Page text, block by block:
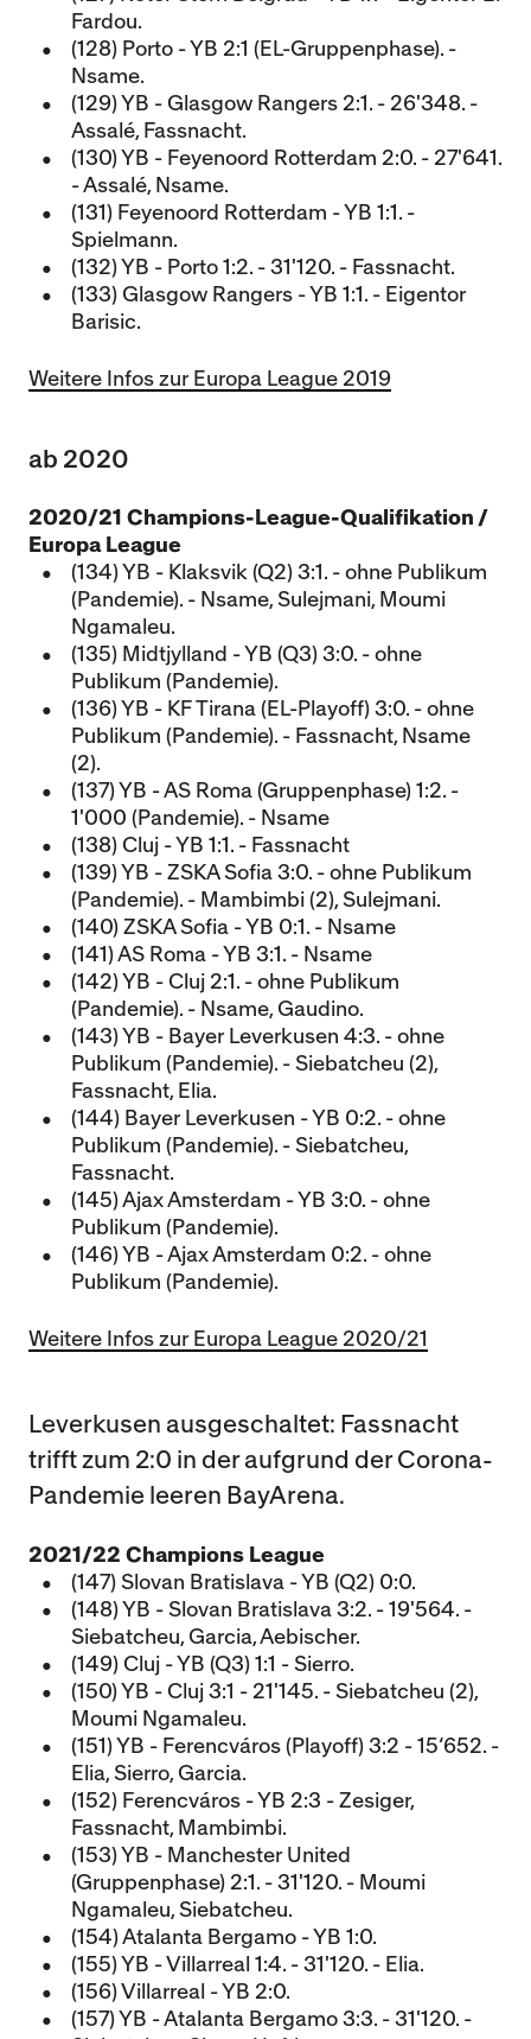
Fardou.
(128) Porto - YB 2:1 (EL-Gruppenphase). -
Nsame.
(129) YB - Glasgow Rangers 2:1. - 26'348. -
Assalé, Fassnacht.
(130) YB - Feyenoord Rotterdam 2:0. - 27'641.
- Assalé, Nsame.
(131) Feyenoord Rotterdam - YB 1:1. -
Spielmann.
(132) YB - Porto 1:2. - 31'120. - Fassnacht.
(133) Glasgow Rangers - YB 1:1. - Eigentor
Barisic.
Weitere Infos zur Europa League 2019
ab 2020
2020/21 Champions-League-Qualifikation /
Europa League
(134) YB - Klaksvik (Q2) 3:1. - ohne Publikum
(Pandemie). - Nsame, Sulejmani, Moumi
Ngamaleu.
(135) Midtjylland - YB (Q3) 3:0. - ohne
Publikum (Pandemie).
(136) YB - KF Tirana (EL-Playoff) 3:0. - ohne
Publikum (Pandemie). - Fassnacht, Nsame
(2).
(137) YB - AS Roma (Gruppenphase) 1:2. -
1'000 (Pandemie). - Nsame
(138) Cluj - YB 1:1. - Fassnacht
(139) YB - ZSKA Sofia 3:0. - ohne Publikum
(Pandemie). - Mambimbi (2), Sulejmani.
(140) ZSKA Sofia - YB 0:1. - Nsame
(141) AS Roma - YB 3:1. - Nsame
(142) YB - Cluj 2:1. - ohne Publikum
(Pandemie). - Nsame, Gaudino.
(143) YB - Bayer Leverkusen 4:3. - ohne
Publikum (Pandemie). - Siebatcheu (2),
Fassnacht, Elia.
(144) Bayer Leverkusen - YB 0:2. - ohne
Publikum (Pandemie). - Siebatcheu,
Fassnacht.
(145) Ajax Amsterdam - YB 3:0. - ohne
Publikum (Pandemie).
(146) YB - Ajax Amsterdam 0:2. - ohne
Publikum (Pandemie).
Weitere Infos zur Europa League 2020/21
Leverkusen ausgeschaltet: Fassnacht
trifft zum 2:0 in der aufgrund der Corona-
Pandemie leeren BayArena.
2021/22 Champions League
(147) Slovan Bratislava - YB (Q2) 0:0.
(148) YB - Slovan Bratislava 3:2. - 19'564. -
Siebatcheu, Garcia, Aebischer.
(149) Cluj - YB (Q3) 1:1 - Sierro.
(150) YB - Cluj 3:1 - 21'145. - Siebatcheu (2),
Moumi Ngamaleu.
(151) YB - Ferencváros (Playoff) 3:2 - 15‘652. -
Elia, Sierro, Garcia.
(152) Ferencváros - YB 2:3 - Zesiger,
Fassnacht, Mambimbi.
(153) YB - Manchester United
(Gruppenphase) 2:1. - 31'120. - Moumi
Ngamaleu, Siebatcheu.
(154) Atalanta Bergamo - YB 1:0.
(155) YB - Villarreal 1:4. - 31'120. - Elia.
(156) Villarreal - YB 2:0.
(157) YB - Atalanta Bergamo 3:3. - 31'120. -